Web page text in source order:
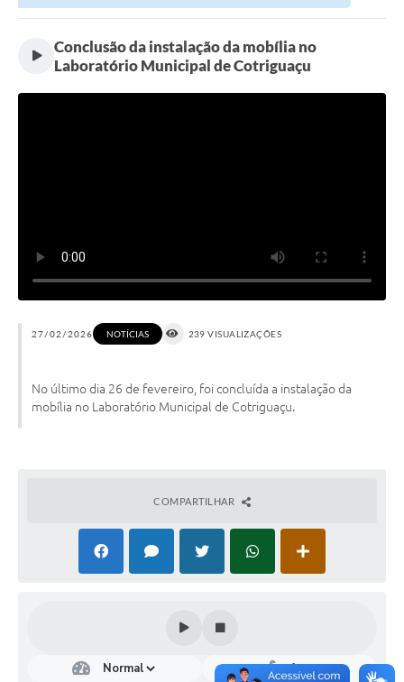
Notícias
Transparência
Ouvidoria
Arquivos para Download
Turismo
Obras
Telefones Úteis
Conclusão da instalação da mobília no
Laboratório Municipal de Cotriguaçu
27/02/2026 NOTÍCIAS 239 VISUALIZAÇÕES
No último dia 26 de fevereiro, foi concluída a instalação da
mobília no Laboratório Municipal de Cotriguaçu.
COMPARTILHAR